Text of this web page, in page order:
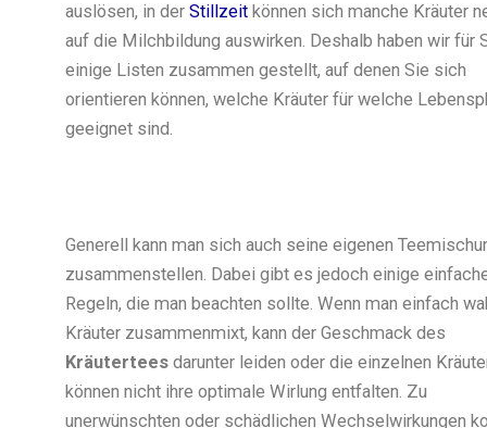
auslösen, in der Stillzeit können sich manche Kräuter
auf die Milchbildung auswirken. Deshalb haben wir für
einige Listen zusammen gestellt, auf denen Sie sich
orientieren können, welche Kräuter für welche
geeignet sind.
Generell kann man sich auch seine eigenen
zusammenstellen. Dabei gibt es jedoch einige
Regeln, die man beachten sollte. Wenn man einfach
Kräuter zusammenmixt, kann der Geschmack des
Kräutertees darunter leiden oder die einzelnen
können nicht ihre optimale Wirlung entfalten. Zu
unerwünschten oder schädlichen Wechselwirkungen